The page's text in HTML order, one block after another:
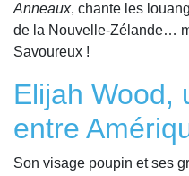
Anneaux, chante les
de la Nouvelle-Zélande…
Savoureux !
Elijah Wood,
entre
Son visage poupin et ses